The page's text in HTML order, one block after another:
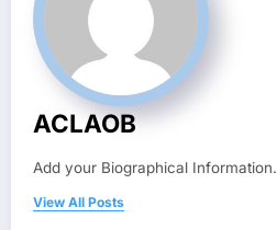
ACLAOB
Add your Biographical Information.
View All Posts